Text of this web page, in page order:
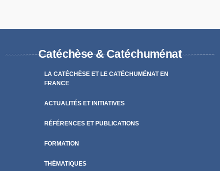
Catéchèse & Catéchuménat
LA CATÉCHÈSE ET LE CATÉCHUMÉNAT EN
FRANCE
ACTUALITÉS ET INITIATIVES
RÉFÉRENCES ET PUBLICATIONS
FORMATION
THÉMATIQUES